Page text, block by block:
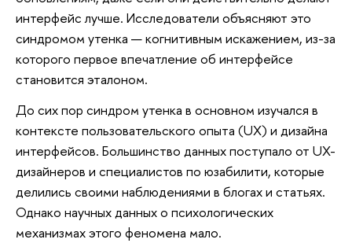
интерфейс лучше. Исследователи объясняют это
синдромом утенка — когнитивным искажением, из-за
которого первое впечатление об интерфейсе
становится эталоном.
До сих пор синдром утенка в основном изучался в
контексте пользовательского опыта (UX) и дизайна
интерфейсов. Большинство данных поступало от UX-
дизайнеров и специалистов по юзабилити, которые
делились своими наблюдениями в блогах и статьях.
Однако научных данных о психологических
механизмах этого феномена мало.